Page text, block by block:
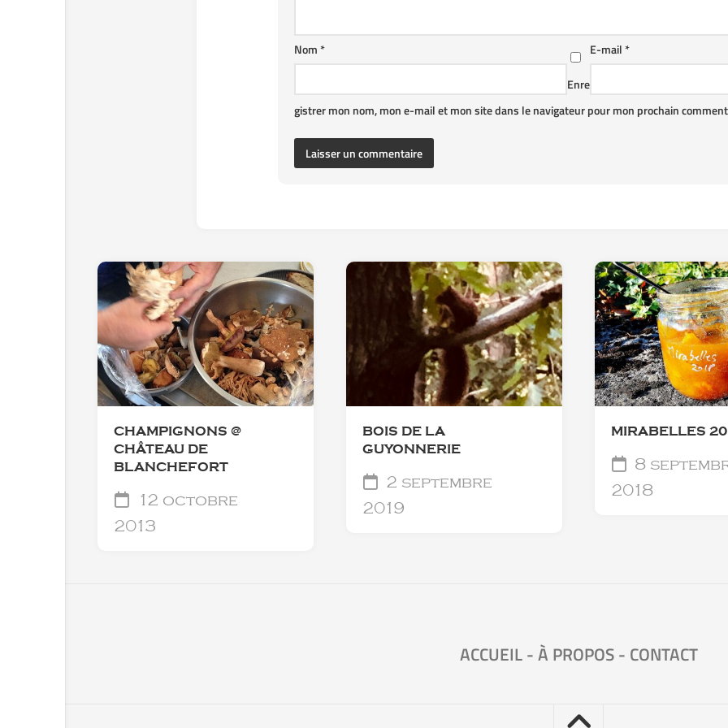
E-mail*
Nom*
Enre
gistrer mon nom, mon e-mail et mon site dans le navigateur pour mon prochain
CHAMPIGNONS @
CHÂTEAU DE
BLANCHEFORT
12 octobre
2013
BOIS DE LA
GUYONNERIE
2 septembre
2019
MIRABELLES
8
2018
ACCUEIL-À PROPOS- CONTACT